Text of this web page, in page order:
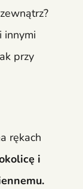
innymi
przy
rękach
i